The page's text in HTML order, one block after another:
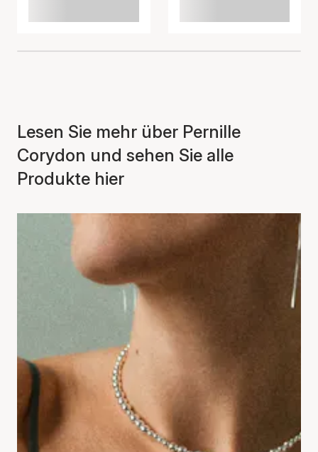
Lesen Sie mehr über Pernille
Corydon und sehen Sie alle
Produkte hier